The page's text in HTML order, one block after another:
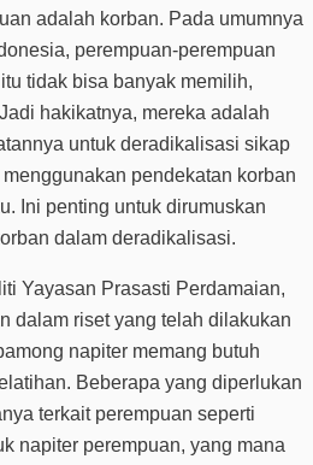
adalah korban. Pada umumnya
perempuan-perempuan
tidak bisa banyak memilih,
hakikatnya, mereka adalah
untuk deradikalisasi sikap
pendekatan korban
Ini penting untuk dirumuskan
dalam deradikalisasi.
Yayasan Prasasti Perdamaian,
dalam riset yang telah dilakukan
napiter memang butuh
Beberapa yang diperlukan
terkait perempuan seperti
napiter perempuan, yang mana